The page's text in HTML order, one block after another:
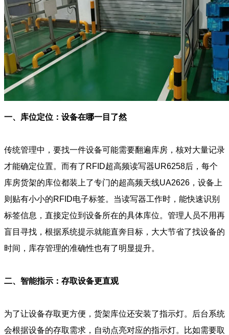
一、库位定位：设备在哪一目了然
传统管理中，要找一件设备可能需要翻遍库房，核对大量记录
才能确定位置。而有了RFID超高频读写器UR6258后，每个
库房货架的库位都装上了专门的超高频天线UA2626，设备上
则贴有小小的RFID电子标签。当读写器工作时，能快速识别
标签信息，直接定位到设备所在的具体库位。管理人员不用再
盲目寻找，根据系统提示就能直奔目标，大大节省了找设备的
时间，库存管理的准确性也有了明显提升。
二、智能指示：存取设备更直观
为了让设备存取更方便，货架库位还安装了指示灯。后台系统
会根据设备的存取需求，自动点亮对应的指示灯。比如需要取